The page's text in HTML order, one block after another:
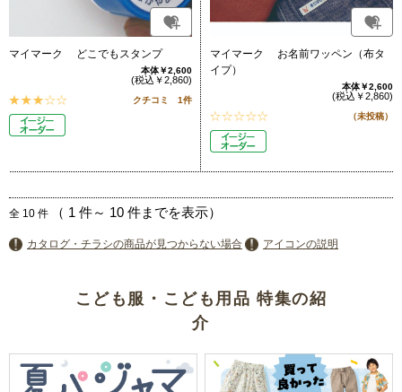
マイマーク どこでもスタンプ
本体￥2,600
(税込￥2,860)
クチコミ 1件
マイマーク お名前ワッペン（布タ
イプ）
本体￥2,600
(税込￥2,860)
（未投稿）
全 10 件 （ 1 件～ 10 件までを表示）
カタログ・チラシの商品が見つからない場合 アイコンの説明
こども服・こども用品 特集の紹
介